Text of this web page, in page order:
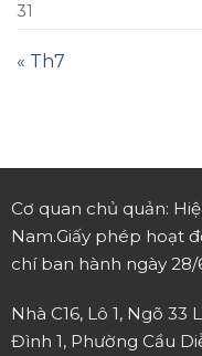
31
« Th7
Cơ quan chủ quản:
Nam.Giấy phép hoạt
chí ban hành ngày 28/
Nhà C16, Lô 1, Ngõ
Đình 1, Phường Cầu